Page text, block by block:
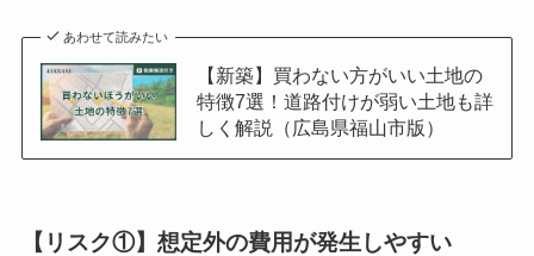
あわせて読みたい
【新築】買わない方がいい土地の
特徴7選！道路付けが弱い土地も詳
しく解説（広島県福山市版）
【リスク①】想定外の費用が発生しやすい